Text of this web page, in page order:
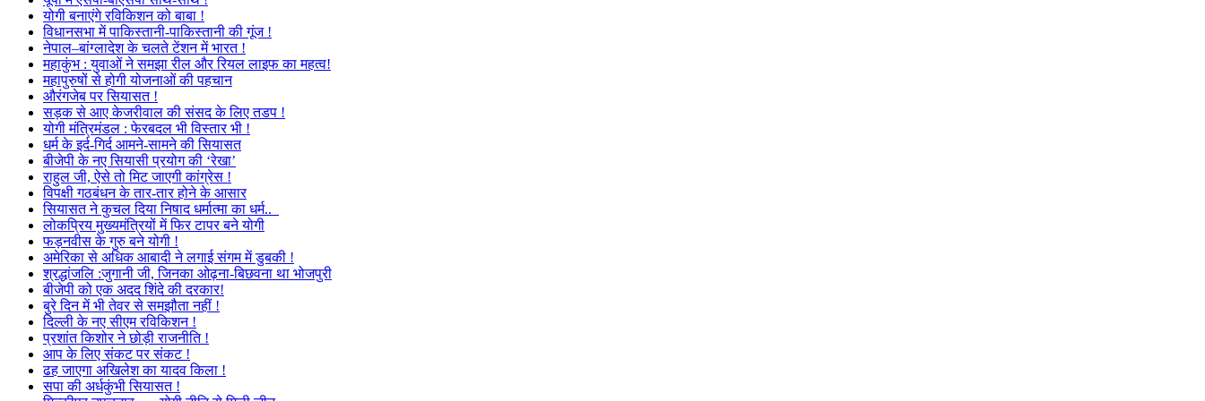
योगी बनाएंगे रविकिशन को बाबा !
विधानसभा में पाकिस्तानी-पाकिस्तानी की गूंज !
नेपाल–बांग्लादेश के चलते टेंशन में भारत !
महाकुंभ : युवाओं ने समझा रील और रियल लाइफ का महत्व!
महापुरुषों से होगी योजनाओं की पहचान
औरंगजेब पर सियासत !
सड़क से आए केजरीवाल की संसद के लिए तडप !
योगी मंत्रिमंडल : फेरबदल भी विस्तार भी !
धर्म के इर्द-गिर्द आमने-सामने की सियासत
बीजेपी के नए सियासी प्रयोग की ‘रेखा’
राहुल जी, ऐसे तो मिट जाएगी कांग्रेस !
विपक्षी गठबंधन के तार-तार होने के आसार
सियासत ने कुचल दिया निषाद धर्मात्मा का धर्म..
लोकप्रिय मुख्यमंत्रियों में फिर टापर बने योगी
फड़नवीस के गुरु बने योगी !
अमेरिका से अधिक आबादी ने लगाई संगम में डुबकी !
श्रद्धांजलि :जुगानी जी, जिनका ओढ़ना-बिछवना था भोजपुरी
बीजेपी को एक अदद शिंदे की दरकार!
बुरे दिन में भी तेवर से समझौता नहीं !
दिल्ली के नए सीएम रविकिशन !
प्रशांत किशोर ने छोड़ी राजनीति !
आप के लिए संकट पर संकट !
ढह जाएगा अखिलेश का यादव किला !
सपा की अर्धकुंभी सियासत !